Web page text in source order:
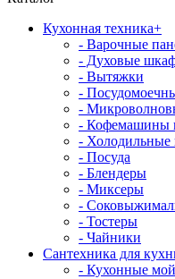
Кухонная техника+
- Варочные
- Духовые
- Вытяжки
-
-
- Кофемашины
- Холодильные
- Посуда
- Блендеры
- Миксеры
-
- Тостеры
- Чайники
Сантехника для
- Кухонные